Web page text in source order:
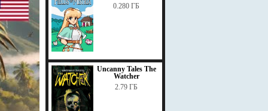
0.280 ГБ
Uncanny Tales The
Watcher
2.79 ГБ